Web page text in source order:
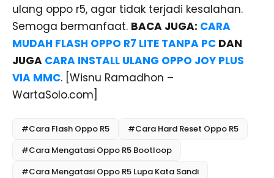
ulang oppo r5, agar tidak terjadi kesalahan.
Semoga bermanfaat. BACA JUGA: CARA
MUDAH FLASH OPPO R7 LITE TANPA PC DAN
JUGA CARA INSTALL ULANG OPPO JOY PLUS
VIA MMC. [Wisnu Ramadhon –
WartaSolo.com]
#Cara Flash Oppo R5
#Cara Hard Reset Oppo R5
#Cara Mengatasi Oppo R5 Bootloop
#Cara Mengatasi Oppo R5 Lupa Kata Sandi